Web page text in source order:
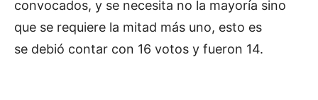
convocados, y se necesita no la mayoría sino
que se requiere la mitad más uno, esto es
se debió contar con 16 votos y fueron 14.